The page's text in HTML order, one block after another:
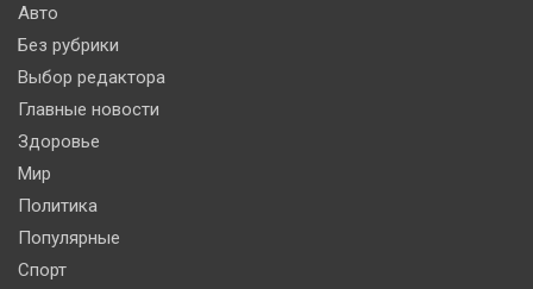
Авто
Без рубрики
Выбор редактора
Главные новости
Здоровье
Мир
Политика
Популярные
Спорт